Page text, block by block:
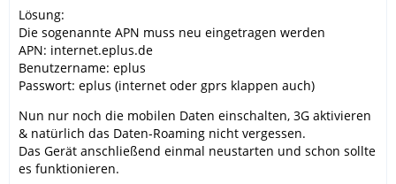
Lösung:
Die sogenannte APN muss neu eingetragen werden
APN: internet.eplus.de
Benutzername: eplus
Passwort: eplus (internet oder gprs klappen auch)
Nun nur noch die mobilen Daten einschalten, 3G aktivieren
& natürlich das Daten-Roaming nicht vergessen.
Das Gerät anschließend einmal neustarten und schon sollte
es funktionieren.